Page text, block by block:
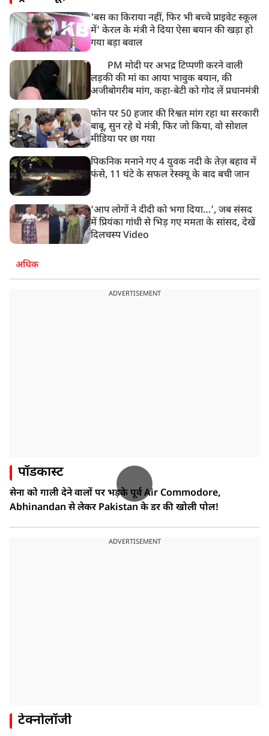
'बस का किराया नहीं, फिर भी बच्चे प्राइवेट स्कूल
में' केरल के मंत्री ने दिया ऐसा बयान की खड़ा हो
गया बड़ा बवाल
PM मोदी पर अभद्र टिप्पणी करने वाली
लड़की की मां का आया भावुक बयान, की
अजीबोगरीब मांग, कहा-बेटी को गोद लें प्रधानमंत्री
फोन पर 50 हजार की रिश्वत मांग रहा था सरकारी
बाबू, सुन रहे थे मंत्री, फिर जो किया, वो सोशल
मीडिया पर छा गया
पिकनिक मनाने गए 4 युवक नदी के तेज़ बहाव में
फंसे, 11 घंटे के सफल रेस्क्यू के बाद बची जान
‘आप लोगों ने दीदी को भगा दिया…’, जब संसद
में प्रियंका गांधी से भिड़ गए ममता के सांसद, देखें
दिलचस्प Video
अधिक
ADVERTISEMENT
पॉडकास्ट
सेना को गाली देने वालों पर भड़के पूर्व Air Commodore,
Abhinandan से लेकर Pakistan के डर की खोली पोल!
ADVERTISEMENT
टेक्नोलॉजी